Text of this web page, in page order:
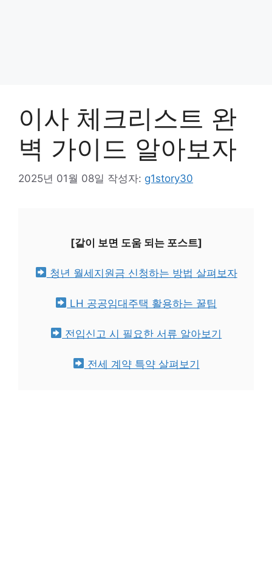
이사 체크리스트 완
벽 가이드 알아보자
2025년 01월 08일 작성자: g1story30
[같이 보면 도움 되는 포스트]
청년 월세지원금 신청하는 방법 살펴보자
LH 공공임대주택 활용하는 꿀팁
전입신고 시 필요한 서류 알아보기
전세 계약 특약 살펴보기